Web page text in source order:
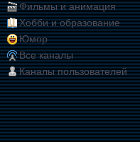
Фильмы и анимация
Хобби и образование
Юмор
Все каналы
Каналы пользователей